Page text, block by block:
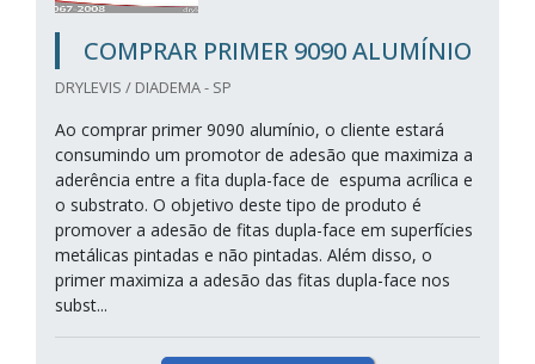
COMPRAR PRIMER 9090 ALUMÍNIO
DRYLEVIS / DIADEMA - SP
Ao comprar primer 9090 alumínio, o cliente estará
consumindo um promotor de adesão que maximiza a
aderência entre a fita dupla-face de espuma acrílica e
o substrato. O objetivo deste tipo de produto é
promover a adesão de fitas dupla-face em superfícies
metálicas pintadas e não pintadas. Além disso, o
primer maximiza a adesão das fitas dupla-face nos
subst...